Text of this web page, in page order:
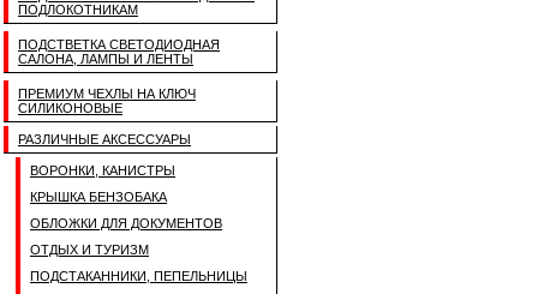
ПОДЛОКОТНИКАМ
ПОДСТВЕТКА СВЕТОДИОДНАЯ
САЛОНА, ЛАМПЫ И ЛЕНТЫ
ПРЕМИУМ ЧЕХЛЫ НА КЛЮЧ
СИЛИКОНОВЫЕ
РАЗЛИЧНЫЕ АКСЕССУАРЫ
ВОРОНКИ, КАНИСТРЫ
КРЫШКА БЕНЗОБАКА
ОБЛОЖКИ ДЛЯ ДОКУМЕНТОВ
ОТДЫХ И ТУРИЗМ
ПОДСТАКАННИКИ, ПЕПЕЛЬНИЦЫ